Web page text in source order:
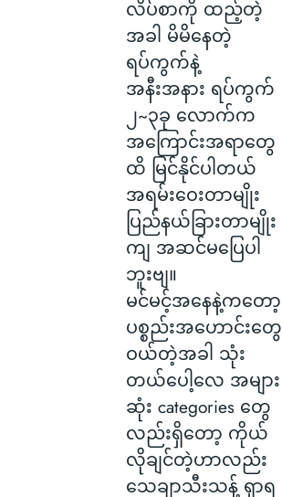
လိပ်စာကို ထည့်တဲ့
အခါ မိမိနေတဲ့
ရပ်ကွက်နဲ့
အနီးအနား ရပ်ကွက်
၂~၃ခု လောက်က
အကြောင်းအရာတွေ
ထိ မြင်နိုင်ပါတယ်
အရမ်းဝေးတာမျိုး
ပြည်နယ်ခြားတာမျိုး
ကျ အဆင်မပြေပါ
ဘူးဗျ။
မင်မင့်အနေနဲ့ကတော့
ပစ္စည်းအဟောင်းတွေ
ဝယ်တဲ့အခါ သုံး
တယ်ပေါ့လေ အများ
ဆုံး categories တွေ
လည်းရှိတော့ ကိုယ်
လိုချင်တဲ့ဟာလည်း
သေချာသီးသန့် ရှာရ